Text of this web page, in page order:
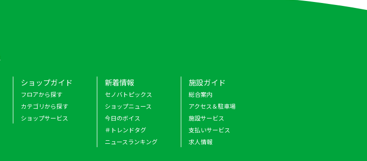
ショップガイド
フロアから探す
カテゴリから探す
ショップサービス
新着情報
セノバトピックス
ショップニュース
今日のボイス
＃トレンドタグ
ニュースランキング
施設ガイド
総合案内
アクセス＆駐車場
施設サービス
支払いサービス
求人情報